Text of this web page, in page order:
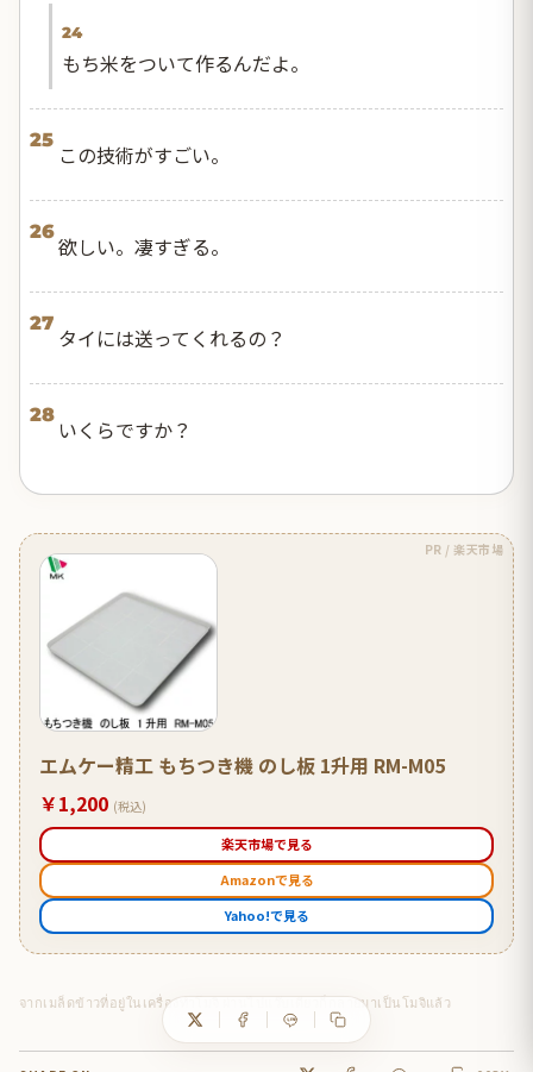
24
もち米をついて作るんだよ。
25
この技術がすごい。
26
欲しい。凄すぎる。
27
タイには送ってくれるの？
28
いくらですか？
PR / 楽天市場
エムケー精工 もちつき機 のし板 1升用 RM-M05
￥1,200 (税込)
楽天市場で見る
Amazonで見る
Yahoo!で見る
จากเมล็ดข้าวที่อยู่ในเครื่องทำโมจิ ผ่านไปแว๊บเดียวก็กลายมาเป็นโมจิแล้ว